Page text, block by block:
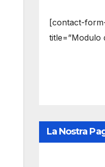
[contact-
title=”Modulo
La Nostra